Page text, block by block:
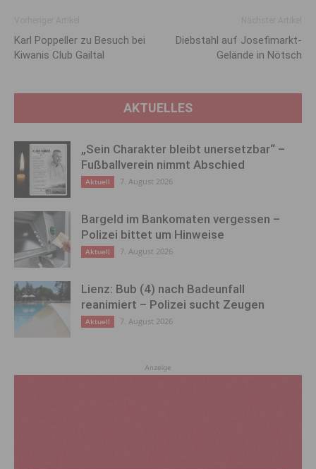
Karl Poppeller zu Besuch bei
Kiwanis Club Gailtal
Diebstahl auf Josefimarkt-
Gelände in Nötsch
AKTUELLES
„Sein Charakter bleibt unersetzbar“ –
Fußballverein nimmt Abschied
Aktuell 7. August 2026
Bargeld im Bankomaten vergessen –
Polizei bittet um Hinweise
Aktuell 7. August 2026
Lienz: Bub (4) nach Badeunfall
reanimiert – Polizei sucht Zeugen
Aktuell 7. August 2026
Anzeige